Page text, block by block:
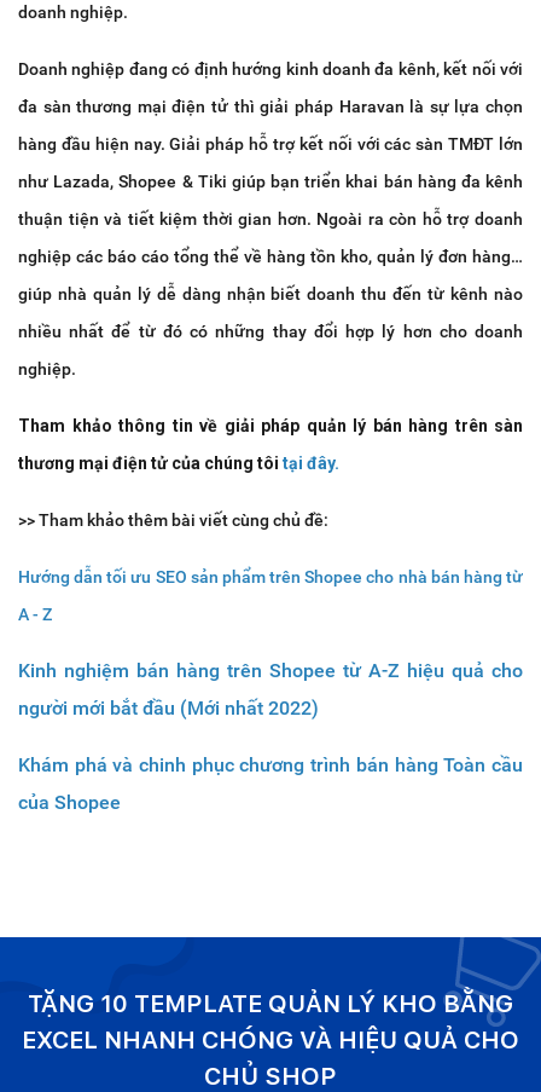
doanh nghiệp.
Doanh nghiệp đang có định hướng kinh doanh đa kênh, kết nối với
đa sàn thương mại điện tử thì giải pháp Haravan là sự lựa chọn
hàng đầu hiện nay. Giải pháp hỗ trợ kết nối với các sàn TMĐT lớn
như Lazada, Shopee & Tiki giúp bạn triển khai bán hàng đa kênh
thuận tiện và tiết kiệm thời gian hơn. Ngoài ra còn hỗ trợ doanh
nghiệp các báo cáo tổng thể về hàng tồn kho, quản lý đơn hàng…
giúp nhà quản lý dễ dàng nhận biết doanh thu đến từ kênh nào
nhiều nhất để từ đó có những thay đổi hợp lý hơn cho doanh
nghiệp.
Tham khảo thông tin về giải pháp quản lý bán hàng trên sàn
thương mại điện tử của chúng tôi tại đây.
>> Tham khảo thêm bài viết cùng chủ đề:
Hướng dẫn tối ưu SEO sản phẩm trên Shopee cho nhà bán hàng từ
A - Z
Kinh nghiệm bán hàng trên Shopee từ A-Z hiệu quả cho
người mới bắt đầu (Mới nhất 2022)
Khám phá và chinh phục chương trình bán hàng Toàn cầu
của Shopee
TẶNG 10 TEMPLATE QUẢN LÝ KHO BẰNG
EXCEL NHANH CHÓNG VÀ HIỆU QUẢ CHO
CHỦ SHOP